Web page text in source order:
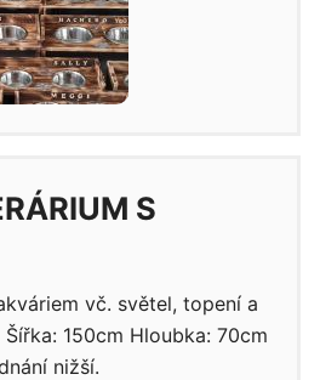
S
vč. světel, topení a
150cm Hloubka: 70cm
nižší.